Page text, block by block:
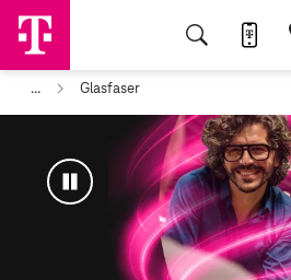
... Glasfaser
Animation
anhalten